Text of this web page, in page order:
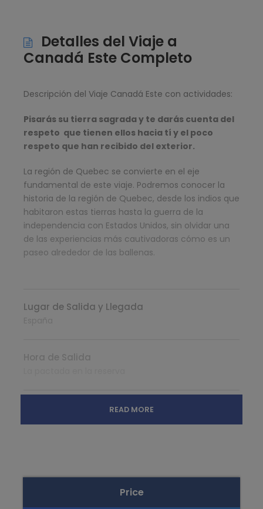
Price
Detalles del Viaje a
Canadá Este Completo
Descripción del Viaje Canadá Este con actividades:
Pisarás su tierra sagrada y te darás cuenta del
respeto que tienen ellos hacia tí y el poco
respeto que han recibido del exterior.
La región de Quebec se convierte en el eje
fundamental de este viaje. Podremos conocer la
historia de la región de Quebec, desde los indios que
habitaron estas tierras hasta la guerra de la
independencia con Estados Unidos, sin olvidar una
de las experiencias más cautivadoras cómo es un
paseo alrededor de las ballenas.
Lugar de Salida y Llegada
Hora de Salida
Qué incluye Viaje Canada Este Completo
15 noches de alojamiento en categoría
Guía Privado en Toronto
Guia Privado en Montreal
READ MORE